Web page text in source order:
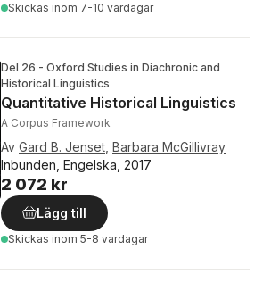
Skickas inom 7-10 vardagar
Del 26 - Oxford Studies in Diachronic and
Historical Linguistics
Quantitative Historical Linguistics
A Corpus Framework
Av Gard B. Jenset Barbara McGillivray
Inbunden, Engelska, 2017
2 072 kr
Lägg till
Skickas inom 5-8 vardagar